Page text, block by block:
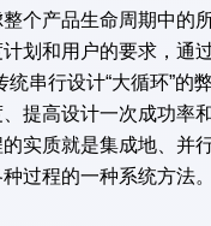
个产品生命周期中的
划和用户的要求，通
统串行设计“大循环”的
提高设计一次成功率
实质就是集成地、并
过程的一种系统方法。